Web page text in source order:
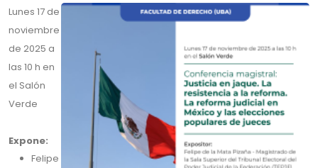
Lunes 17 de
noviembre
de 2025 a
las 10 h en
el Salón
Verde
Expone:
Felipe